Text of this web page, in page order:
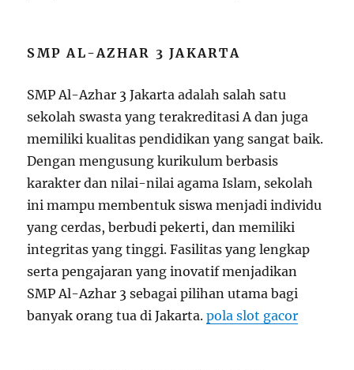
SMP AL-AZHAR 3 JAKARTA
SMP Al-Azhar 3 Jakarta adalah salah satu
sekolah swasta yang terakreditasi A dan juga
memiliki kualitas pendidikan yang sangat baik.
Dengan mengusung kurikulum berbasis
karakter dan nilai-nilai agama Islam, sekolah
ini mampu membentuk siswa menjadi individu
yang cerdas, berbudi pekerti, dan memiliki
integritas yang tinggi. Fasilitas yang lengkap
serta pengajaran yang inovatif menjadikan
SMP Al-Azhar 3 sebagai pilihan utama bagi
banyak orang tua di Jakarta.pola slot gacor